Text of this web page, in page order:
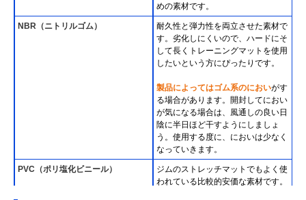
めの素材です。
NBR（ニトリルゴム）
耐久性と弾力性を両立させた素材で
す。劣化しにくいので、ハードにそ
して長くトレーニングマットを使用
したいという方にぴったりです。
製品によってはゴム系のにおいがす
る場合があります。開封してにおい
が気になる場合は、風通しの良い日
陰に半日ほど干すようにしましょ
う。使用する度に、においは少なく
なっていきます。
PVC（ポリ塩化ビニール）
ジムのストレッチマットでもよく使
われている比較的安価な素材です。